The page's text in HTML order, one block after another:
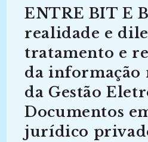
Através
Do
Sistema
Eletrônico
De
Federal
De
Juiz
Fora
ENTRE BIT E
realidade e
tratamento e
da informação
da Gestão
Documentos
jurídico